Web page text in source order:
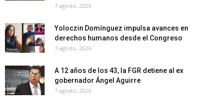
7 agosto, 2026
Yoloczin Domínguez impulsa avances en
derechos humanos desde el Congreso
7 agosto, 2026
A 12 años de los 43, la FGR detiene al ex
gobernador Ángel Aguirre
7 agosto, 2026